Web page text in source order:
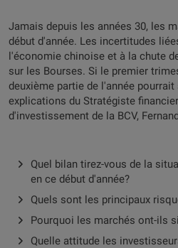
Jamais depuis les années 30, les
début d'année. Les incertitudes
l'économie chinoise et à la chute
sur les Bourses. Si le premier
deuxième partie de l'année
explications du Stratégiste
d'investissement de la BCV,
Quel bilan tirez-vous de la
en ce début d'année?
Quels sont les principaux
Pourquoi les marchés ont-ils
Quelle attitude les